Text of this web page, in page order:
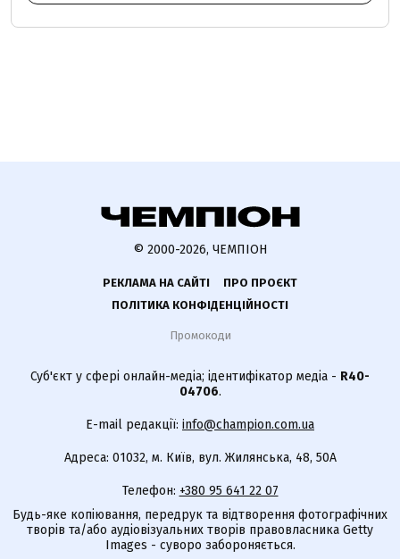
© 2000-2026, ЧЕМПІОН
РЕКЛАМА НА САЙТІ
ПРО ПРОЄКТ
ПОЛІТИКА КОНФІДЕНЦІЙНОСТІ
Промокоди
Суб'єкт у сфері онлайн-медіа; ідентифікатор медіа - R40-
04706.
E-mail редакції: info@champion.com.ua
Адреса: 01032, м. Київ, вул. Жилянська, 48, 50А
Телефон: +380 95 641 22 07
Будь-яке копіювання, передрук та відтворення фотографічних
творів та/або аудіовізуальних творів правовласника Getty
Images - суворо забороняється.